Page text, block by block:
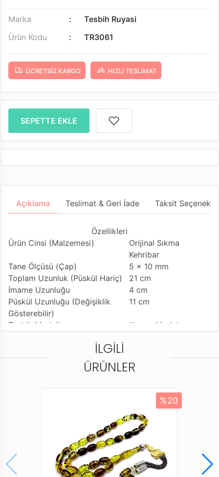
Marka
Tesbih Ruyasi
Ürün Kodu
TR3061
ÜCRETSIZ KARGO HIZLI TESLIMAT
SEPETTE EKLE
Açıklama Teslimat & Geri İade Taksit
Özellikleri
Ürün Cinsi (Malzemesi)
Orijinal Sıkma
Kehribar
Tane Ölçüsü (Çap)
5 x 10 mm
Toplam Uzunluk (Püskül Hariç)
21 cm
İmame Uzunluğu
4 cm
Püskül Uzunluğu (Değişiklik
Gösterebilir)
11 cm
Tesbih Modeli
Kesme Model
Günlük Kullanıma
Çiftli Çekime Uygun
Standart Tesbih İpi
Paketleme ve Gönderim Şekli
Standart Tesbih
Kutusu
Ürün Açıklaması
* Tesbih ustalarımızın ellerinde tesbih halini alan bu
İLGILI
ÜRÜNLER
%20